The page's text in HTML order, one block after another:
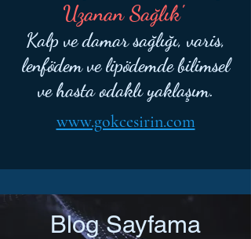
Uzanan Sağlık'
Kalp ve damar sağlığı, varis,
lenfödem ve lipödemde bilimsel
ve hasta odaklı yaklaşım.
www.gokcesirin.com
Blog Sayfama